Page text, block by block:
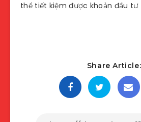
thể tiết kiệm được khoản đầu tư
Share Article: